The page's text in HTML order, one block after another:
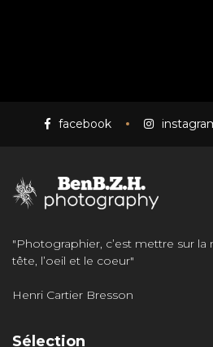
facebook
"Photographier, c’est mettre sur
tête, l’oeil et le coeur"
Henri Cartier Bresson
Sélection